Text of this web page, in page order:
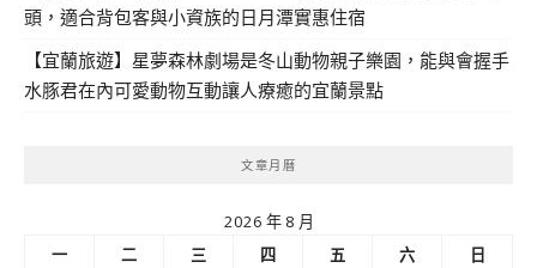
頭，適合背包客與小資族的日月潭實惠住宿
【宜蘭旅遊】星夢森林劇場是冬山動物親子樂園，能與會握手
水豚君在內可愛動物互動讓人療癒的宜蘭景點
文章月曆
2026 年 8 月
一
二 三 四 五 六
日